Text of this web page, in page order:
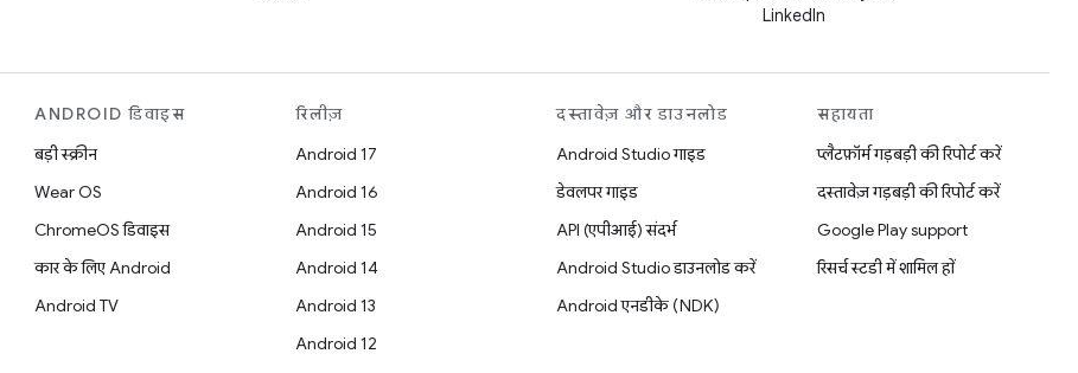
LinkedIn
ANDROID डिवाइस
बड़ी स्क्रीन
Wear OS
ChromeOS डिवाइस
कार के लिए Android
Android TV
रिलीज़
Android 17
Android 16
Android 15
Android 14
Android 13
Android 12
दस्तावेज़ और डाउनलोड
Android Studio गाइड
डेवलपर गाइड
API (एपीआई) संदर्भ
Android Studio डाउनलोड करें
Android एनडीके (NDK)
सहायता
प्लैटफ़ॉर्म गड़बड़ी की रिपोर्ट करें
दस्तावेज़ गड़बड़ी की रिपोर्ट करें
Google Play support
रिसर्च स्टडी में शामिल हों